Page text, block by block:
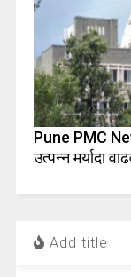
Pune PMC
उत्पन्न मर्यादा
Add title